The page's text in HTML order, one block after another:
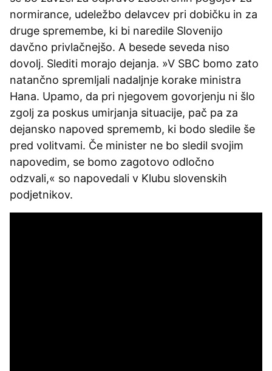
normirance, udeležbo delavcev pri dobičku in za
druge spremembe, ki bi naredile Slovenijo
davčno privlačnejšo. A besede seveda niso
dovolj. Slediti morajo dejanja. »V SBC bomo zato
natančno spremljali nadaljnje korake ministra
Hana. Upamo, da pri njegovem govorjenju ni šlo
zgolj za poskus umirjanja situacije, pač pa za
dejansko napoved sprememb, ki bodo sledile še
pred volitvami. Če minister ne bo sledil svojim
napovedim, se bomo zagotovo odločno
odzvali,« so napovedali v Klubu slovenskih
podjetnikov.